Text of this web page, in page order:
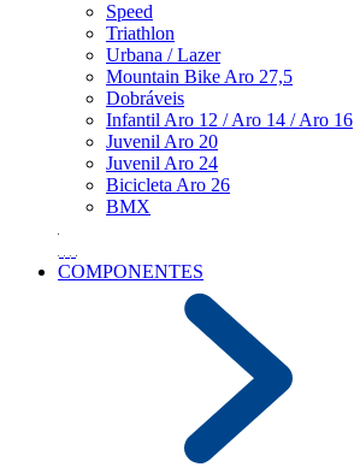
Speed
Triathlon
Urbana / Lazer
Mountain Bike Aro 27,5
Dobráveis
Infantil Aro 12 / Aro 14 / Aro 16
Juvenil Aro 20
Juvenil Aro 24
Bicicleta Aro 26
BMX
COMPONENTES